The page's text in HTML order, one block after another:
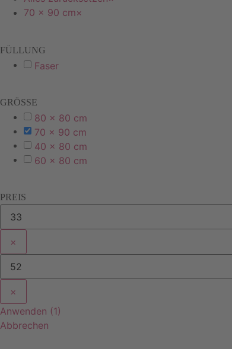
70 x 90 cm×
FÜLLUNG
Faser
GRÖSSE
80 x 80 cm
70 x 90 cm
40 x 80 cm
60 x 80 cm
PREIS
×
×
Anwenden (1)
Abbrechen